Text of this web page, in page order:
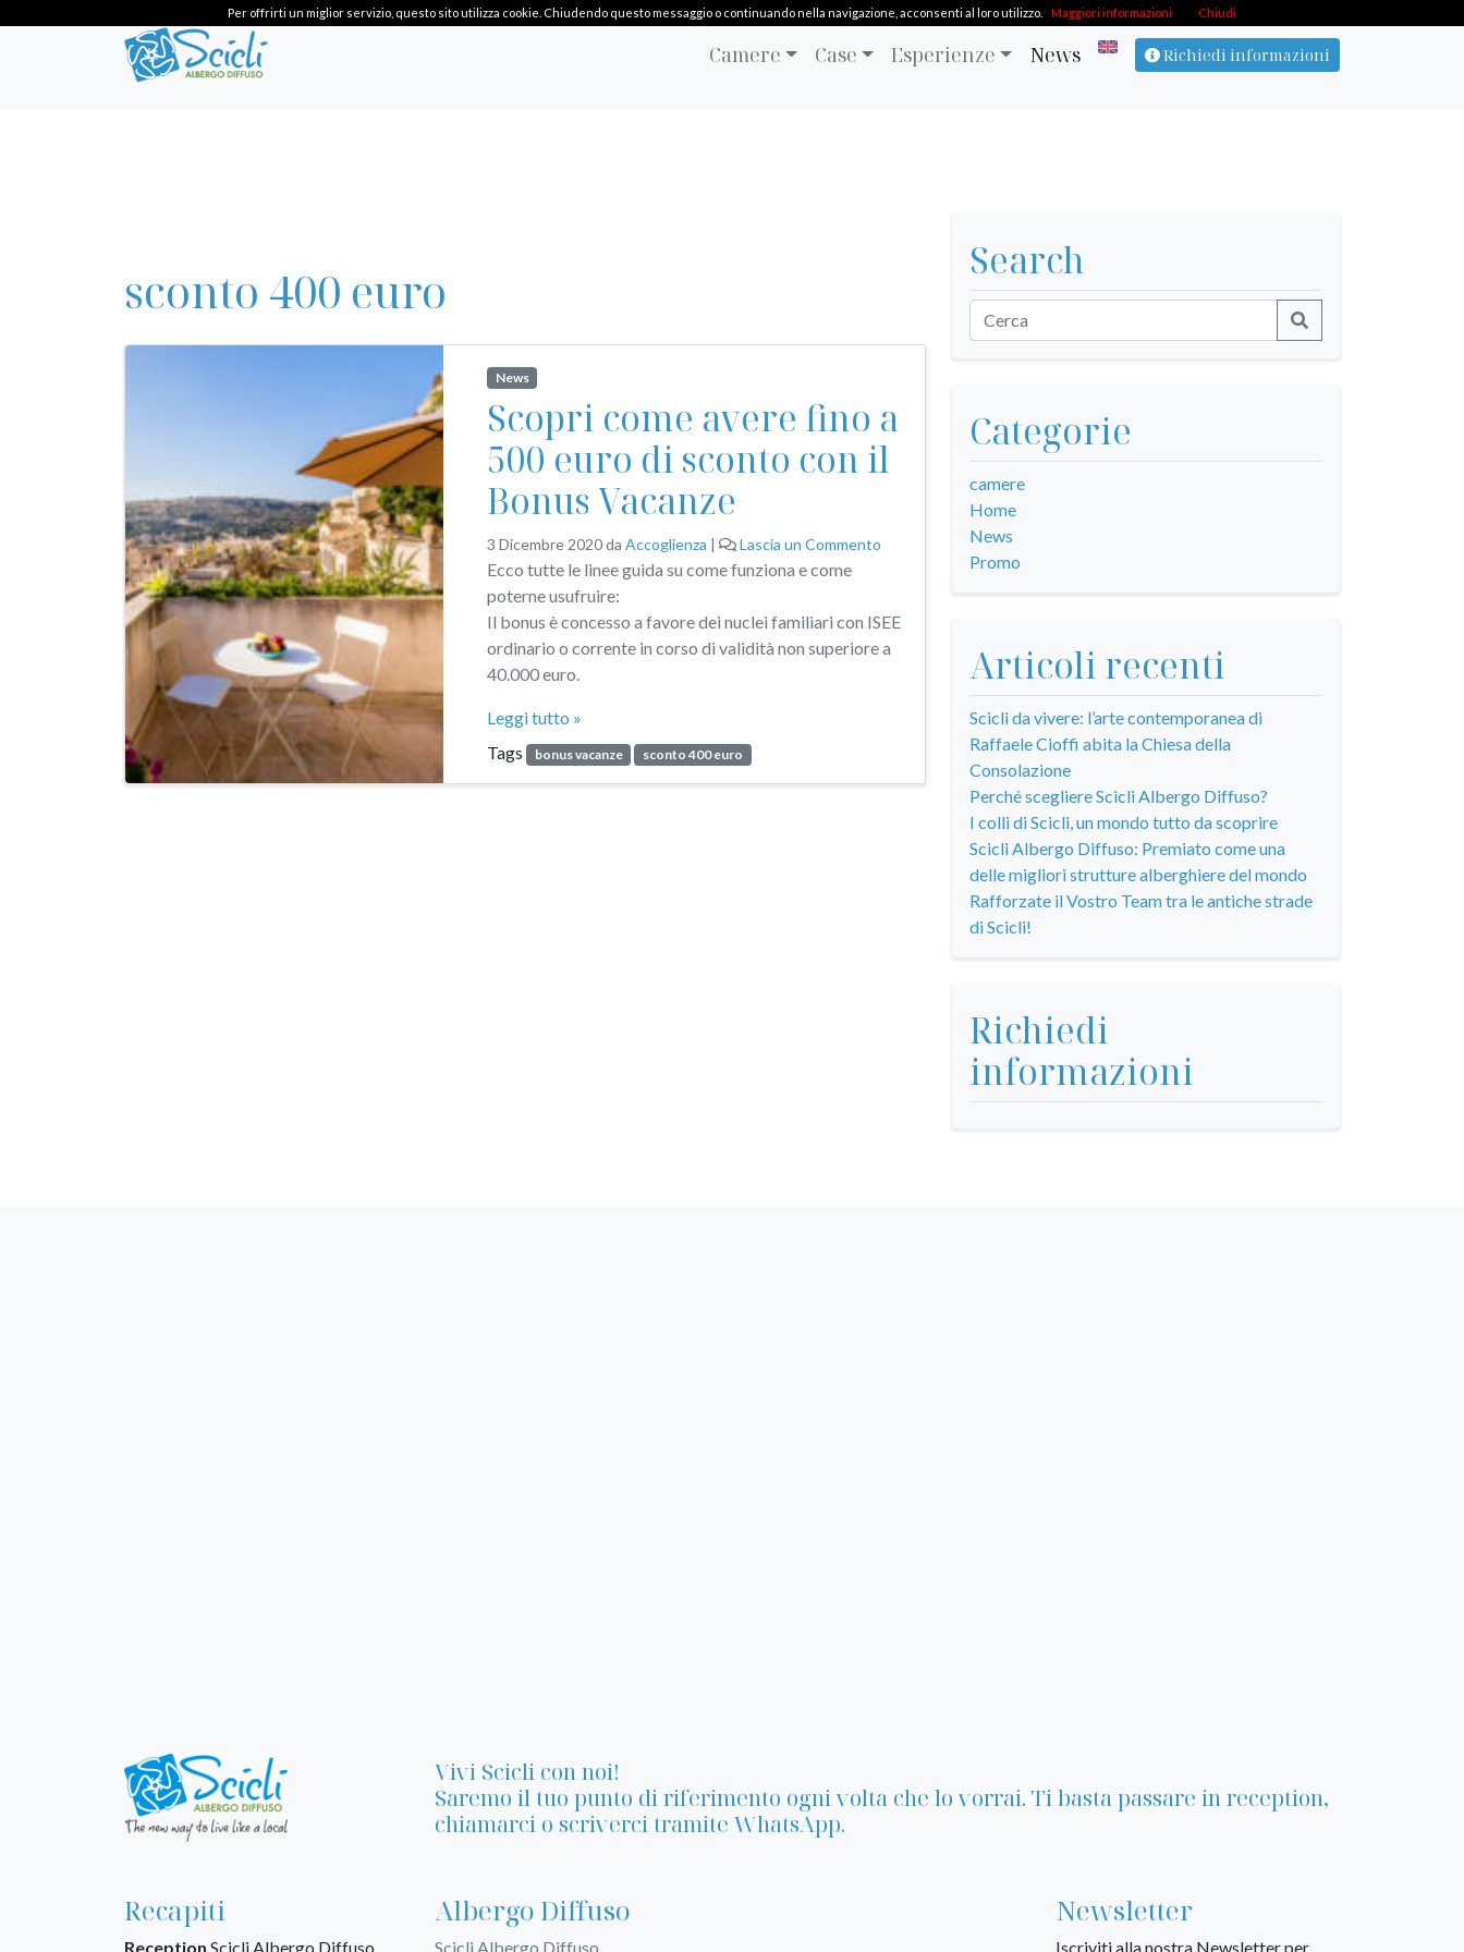
Camere Case Esperienze News Richiedi informazioni
sconto 400 euro
News
Scopri come avere fino a
500 euro di sconto con il
Bonus Vacanze
3 Dicembre 2020da Accoglienza | Lascia un Commento
Ecco tutte le linee guida su come funziona e come
poterne usufruire:
Il bonus è concesso a favore dei nuclei familiari con ISEE
ordinario o corrente in corso di validità non superiore a
40.000 euro.
Leggi tutto »
Tags
bonus vacanze sconto 400 euro
Search
Categorie
camere
Home
News
Promo
Articoli recenti
Scicli da vivere: l’arte contemporanea di
Raffaele Cioffi abita la Chiesa della
Consolazione
Perché scegliere Scicli Albergo Diffuso?
I colli di Scicli, un mondo tutto da scoprire
Scicli Albergo Diffuso: Premiato come una
delle migliori strutture alberghiere del mondo
Rafforzate il Vostro Team tra le antiche strade
di Scicli!
Richiedi
informazioni
Vivi Scicli con noi!
Saremo il tuo punto di riferimento ogni volta che lo vorrai. Ti basta passare in reception,
chiamarci o scriverci tramite WhatsApp.
Recapiti
Reception Scicli Albergo Diffuso
Albergo Diffuso
Scicli Albergo Diffuso
Newsletter
Iscriviti alla nostra Newsletter per
Per offrirti un miglior servizio, questo sito utilizza cookie. Chiudendo questo messaggio o continuando nella navigazione, acconsenti al loro utilizzo. Maggiori informazioni Chiudi